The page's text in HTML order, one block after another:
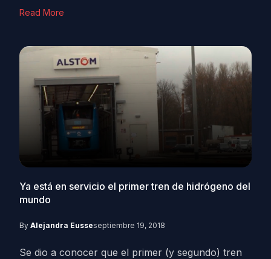
Read More
Ya está en servicio el primer tren de hidrógeno del
mundo
By Alejandra Eusseseptiembre 19, 2018
Se dio a conocer que el primer (y segundo) tren